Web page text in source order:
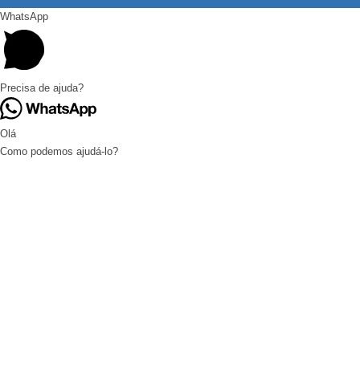
WhatsApp
Precisa de ajuda?
Olá
Como podemos ajudá-lo?